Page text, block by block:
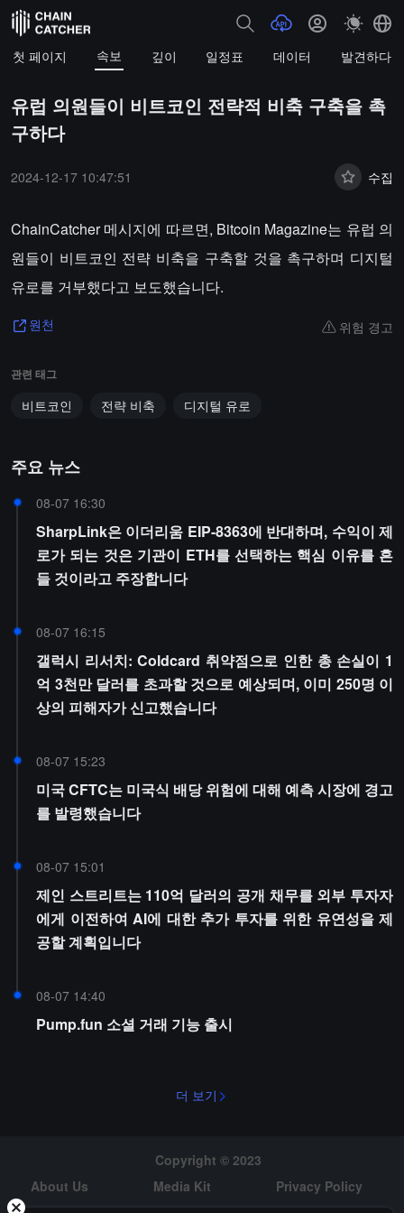
첫 페이지 속보 깊이 일정표 데이터 발견하다
유럽 의원들이 비트코인 전략적 비축 구축을 촉
구하다
2024-12-17 10:47:51 수집
ChainCatcher 메시지에 따르면, Bitcoin Magazine는 유럽 의
원들이 비트코인 전략 비축을 구축할 것을 촉구하며 디지털
유로를 거부했다고 보도했습니다.
원천 위험 경고
관련 태그
비트코인 전략 비축 디지털 유로
주요 뉴스
08-07 16:30
SharpLink은 이더리움 EIP-8363에 반대하며, 수익이 제
로가 되는 것은 기관이 ETH를 선택하는 핵심 이유를 흔
들 것이라고 주장합니다
08-07 16:15
갤럭시 리서치: Coldcard 취약점으로 인한 총 손실이 1
억 3천만 달러를 초과할 것으로 예상되며, 이미 250명 이
상의 피해자가 신고했습니다
08-07 15:23
미국 CFTC는 미국식 배당 위험에 대해 예측 시장에 경고
를 발령했습니다
08-07 15:01
제인 스트리트는 110억 달러의 공개 채무를 외부 투자자
에게 이전하여 AI에 대한 추가 투자를 위한 유연성을 제
공할 계획입니다
08-07 14:40
Pump.fun 소셜 거래 기능 출시
더 보기
Copyright © 2023
About Us
Media Kit
Privacy Policy